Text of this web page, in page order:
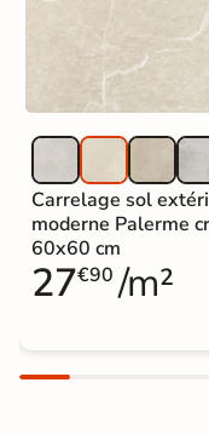
Carrelage sol
moderne Palerme
60x60 cm
27€90 /m²